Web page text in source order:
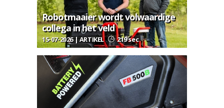
Robotmaaier wordt volwaardige
collega in het veld
15-07-2026 | ARTIKEL 219 sec